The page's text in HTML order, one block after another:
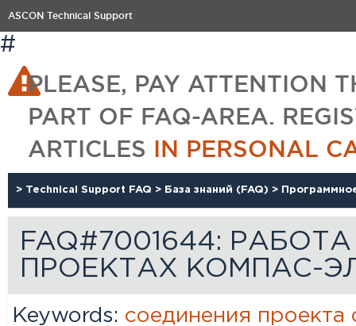
ASCON Technical Support
#
PLEASE, PAY ATTENTION
PART OF FAQ-AREA.
ARTICLES IN PERSONAL
> Technical Support FAQ > База знаний (FAQ) >
FAQ#7001644:
ПРОЕКТАХ КОМПАС-
Keywords: соединения проекта